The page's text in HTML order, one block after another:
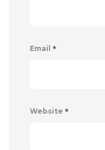
Email *
Website *